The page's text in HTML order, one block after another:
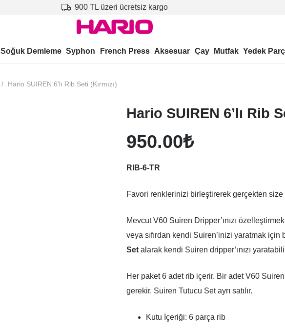
900 TL üzeri ücretsiz kargo
Soğuk Demleme Syphon French Press Aksesuar Çay Mutfak Yedek
/ Hario SUIREN 6’lı Rib Seti (Kırmızı)
Hario SUIREN 6’lı Rib
950.00₺
RIB-6-TR
Favori renklerinizi birleştirerek gerçekten
Mevcut V60 Suiren Dripper’ınızı
veya sıfırdan kendi Suiren’inizi yaratmak için
Set alarak kendi Suiren dripper’ınızı
Her paket 6 adet rib içerir. Bir adet V60
gerekir. Suiren Tutucu Set ayrı satılır.
Kutu İçeriği: 6 parça rib